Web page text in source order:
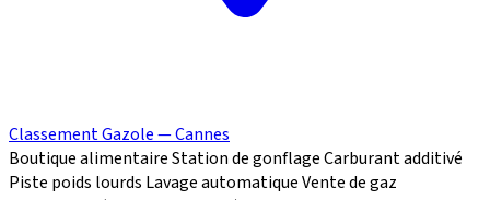
Classement Gazole — Cannes
Boutique alimentaireStation de gonflageCarburant additivé
Piste poids lourds Lavage automatiqueVente de gaz